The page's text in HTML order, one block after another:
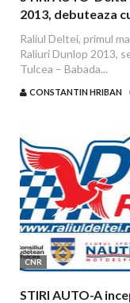
2013, debuteaza
Raliul Deltei, primul
Raliuri Dunlop 2013,
Tulcea – Babada...
CONSTANTIN HRIBAN
CNR
STIRI AUTO-A